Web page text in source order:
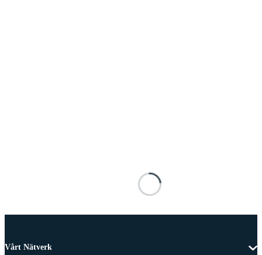
Vårt Nätverk